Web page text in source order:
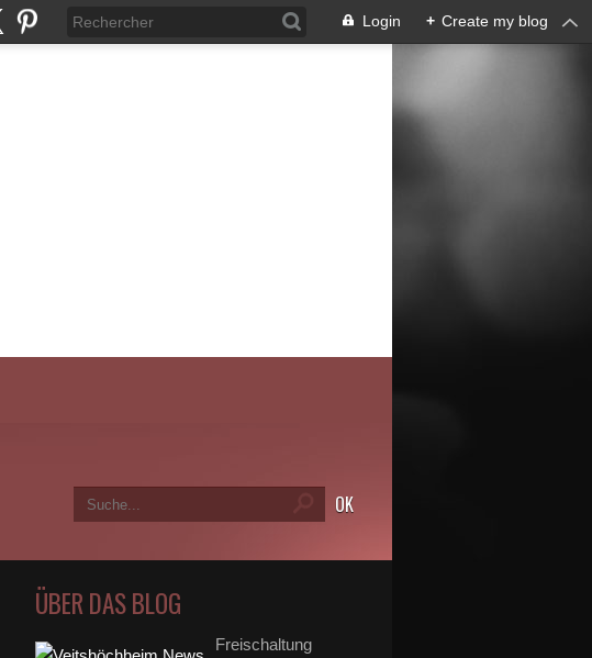
Login + Create my blog
ÜBER DAS BLOG
Freischaltung